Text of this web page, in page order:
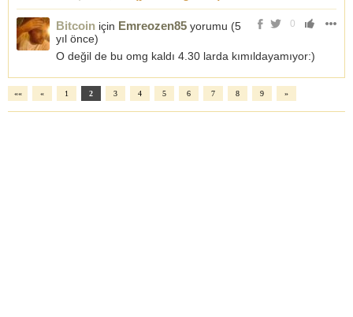
0
Bitcoin için Emreozen85 yorumu (5
yıl önce)
O değil de bu omg kaldı 4.30 larda kımıldayamıyor:)
«« « 1 2 3 4 5 6 7 8 9 »